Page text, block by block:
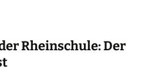
Rheinschule: Der